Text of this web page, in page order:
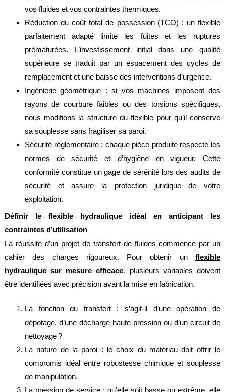
Nos
engagements
Conditions
générales
de
vente
Actualités
Bibliothèque
Anfray
Support
Tutoriels
techniques
Normes
Directives
Certificats
Contacts
Nous
contacter
Nos
revendeurs
monde
flexibles
étanchéité
Mentions
vos fluides et vos contraintes thermiques.
Réduction du coût total de possession (TCO) : un flexible
parfaitement adapté limite les fuites et les ruptures
prématurées. L’investissement initial dans une qualité
supérieure se traduit par un espacement des cycles de
remplacement et une baisse des interventions d’urgence.
Ingénierie géométrique : si vos machines imposent des
rayons de courbure faibles ou des torsions spécifiques,
nous modifions la structure du flexible pour qu’il conserve
sa souplesse sans fragiliser sa paroi.
Sécurité réglementaire : chaque pièce produite respecte les
normes de sécurité et d’hygiène en vigueur. Cette
conformité constitue un gage de sérénité lors des audits de
sécurité et assure la protection juridique de votre
exploitation.
Définir le flexible hydraulique idéal en anticipant les
contraintes d’utilisation
La réussite d’un projet de transfert de fluides commence par un
cahier des charges rigoureux. Pour obtenir unflexible
hydraulique sur mesure efficace, plusieurs variables doivent
être identifiées avec précision avant la mise en fabrication.
La fonction du transfert : s’agit-il d’une opération de
dépotage, d’une décharge haute pression ou d’un circuit de
nettoyage ?
La nature de la paroi : le choix du matériau doit offrir le
compromis idéal entre robustesse chimique et souplesse
de manipulation.
La pression de service : qu’elle soit basse ou extrême, elle